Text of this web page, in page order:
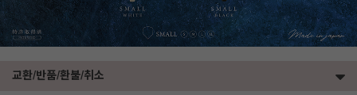
교환/반품/환불/취소